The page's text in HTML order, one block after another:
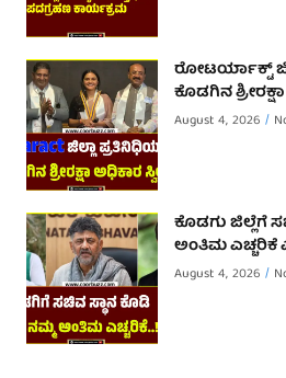
ರೋಟರ್ಯಾಕ್ಟ್
ಕೊಡಗಿನ
August 4, 2026
ಕೊಡಗು ಜಿಲ್ಲೆಗೆ
ಅಂತಿಮ ಎಚ್ಚರಿಕೆ
August 4, 2026